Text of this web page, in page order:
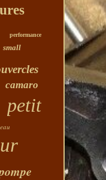
performance
small
camaro
petit
eau